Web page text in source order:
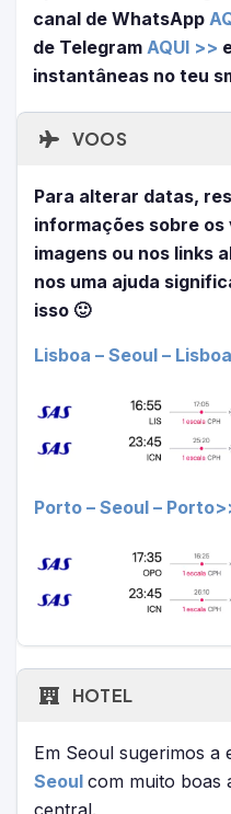
canal de WhatsApp
de Telegram AQUI >>
instantâneas no teu
VOOS
Para alterar datas,
informações sobre
imagens ou nos links
nos uma ajuda
isso 🙂
Lisboa – Seoul –
Porto – Seoul –
HOTEL
Em Seoul sugerimos a
Seoul com muito boas